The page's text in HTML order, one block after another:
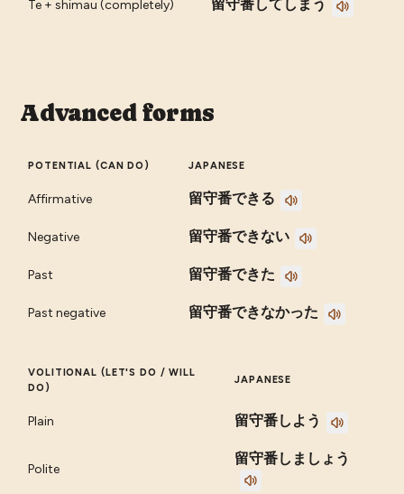
Te + shimau (completely) 留守番してしまう
Advanced forms
POTENTIAL (CAN DO) JAPANESE
Affirmative 留守番できる
Negative 留守番できない
Past 留守番できた
Past negative 留守番できなかった
VOLITIONAL (LET'S DO / WILL
DO)
JAPANESE
Plain 留守番しよう
Polite
留守番しましょう